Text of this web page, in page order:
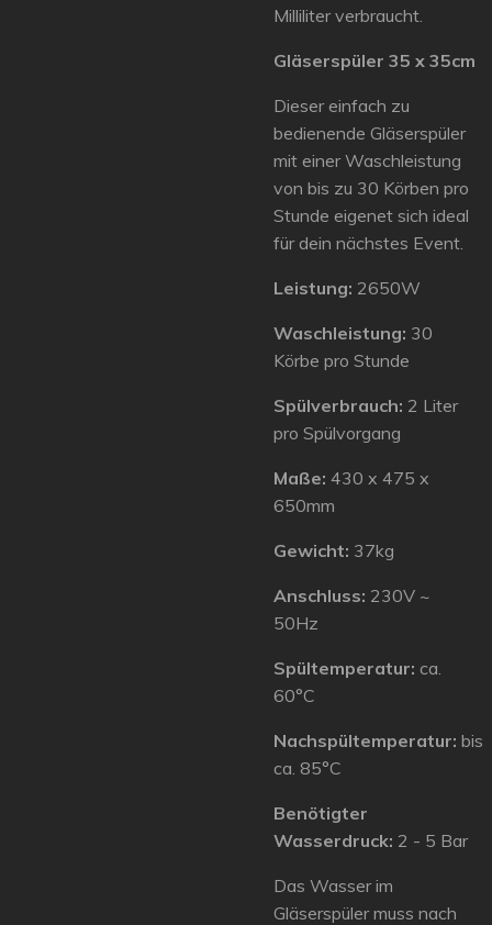
Milliliter verbraucht.
Gläserspüler 35 x 35cm
Dieser einfach zu
bedienende Gläserspüler
mit einer Waschleistung
von bis zu 30 Körben pro
Stunde eigenet sich ideal
für dein nächstes Event.
Leistung: 2650W
Waschleistung: 30
Körbe pro Stunde
Spülverbrauch: 2 Liter
pro Spülvorgang
Maße: 430 x 475 x
650mm
Gewicht: 37kg
Anschluss: 230V ~
50Hz
Spültemperatur: ca.
60°C
Nachspültemperatur: bis
ca. 85°C
Benötigter
Wasserdruck: 2 - 5 Bar
Das Wasser im
Gläserspüler muss nach